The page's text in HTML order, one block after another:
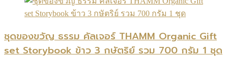
ชุดของขวัญ ธรรม คัลเจอร์ THAMM Organic Gift
set Storybook ข้าว 3 กษัตริย์ รวม 700 กรัม 1 ชุด